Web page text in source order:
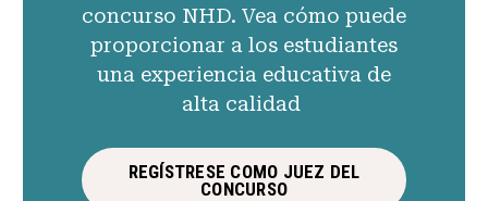
concurso NHD. Vea cómo puede
proporcionar a los estudiantes
una experiencia educativa de
alta calidad
REGÍSTRESE COMO JUEZ DEL
CONCURSO